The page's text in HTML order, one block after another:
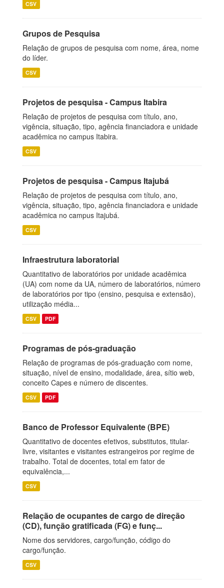
CSV
Grupos de Pesquisa
Relação de grupos de pesquisa com nome, área, nome
do líder.
CSV
Projetos de pesquisa - Campus Itabira
Relação de projetos de pesquisa com título, ano,
vigência, situação, tipo, agência financiadora e unidade
acadêmica no campus Itabira.
CSV
Projetos de pesquisa - Campus Itajubá
Relação de projetos de pesquisa com título, ano,
vigência, situação, tipo, agência financiadora e unidade
acadêmica no campus Itajubá.
CSV
Infraestrutura laboratorial
Quantitativo de laboratórios por unidade acadêmica
(UA) com nome da UA, número de laboratórios, número
de laboratórios por tipo (ensino, pesquisa e extensão),
utilização média...
CSV PDF
Programas de pós-graduação
Relação de programas de pós-graduação com nome,
situação, nível de ensino, modalidade, área, sítio web,
conceito Capes e número de discentes.
CSV PDF
Banco de Professor Equivalente (BPE)
Quantitativo de docentes efetivos, substitutos, titular-
livre, visitantes e visitantes estrangeiros por regime de
trabalho. Total de docentes, total em fator de
equivalência,...
CSV
Relação de ocupantes de cargo de direção
(CD), função gratificada (FG) e funç...
Nome dos servidores, cargo/função, código do
cargo/função.
CSV